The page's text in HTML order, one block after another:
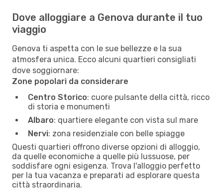
Dove alloggiare a Genova durante il tuo
viaggio
Genova ti aspetta con le sue bellezze e la sua
atmosfera unica. Ecco alcuni quartieri consigliati
dove soggiornare:
Zone popolari da considerare
Centro Storico: cuore pulsante della città, ricco
di storia e monumenti
Albaro: quartiere elegante con vista sul mare
Nervi: zona residenziale con belle spiagge
Questi quartieri offrono diverse opzioni di alloggio,
da quelle economiche a quelle più lussuose, per
soddisfare ogni esigenza. Trova l'alloggio perfetto
per la tua vacanza e preparati ad esplorare questa
città straordinaria.